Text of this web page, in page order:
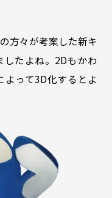
方々が考案した新キ
したよね。2Dもかわ
って3D化するとよ